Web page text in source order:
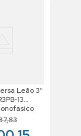
Leão 3"
13
,83